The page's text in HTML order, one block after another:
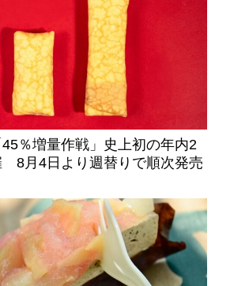
％増量作戦」史上初の年内2
8月4日より週替りで順次発売